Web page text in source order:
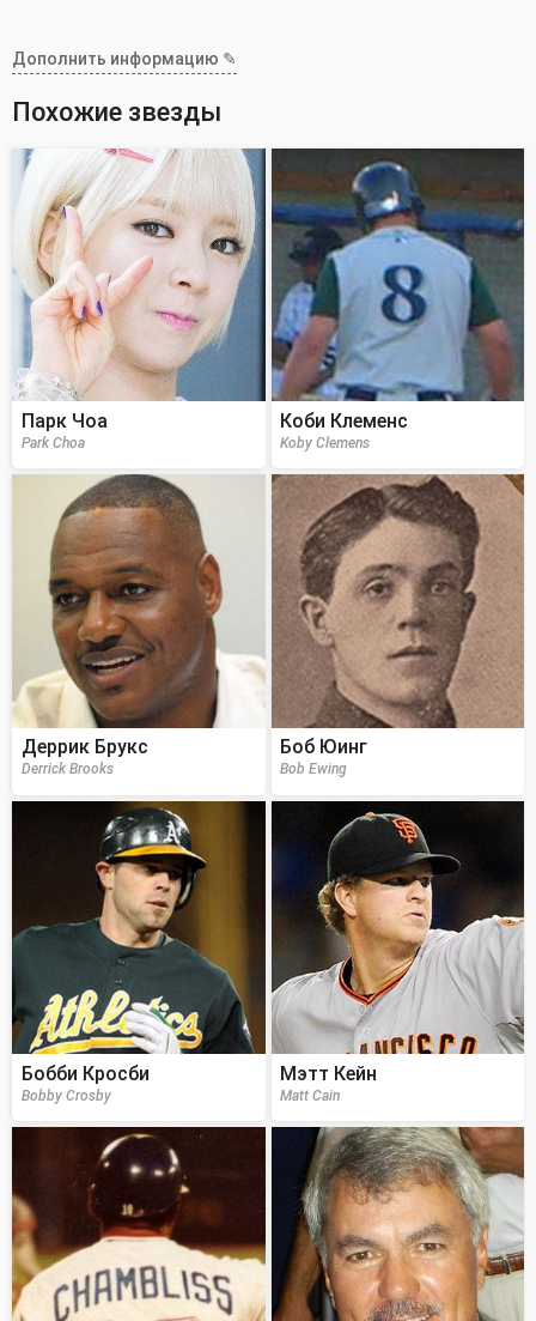
Дополнить информацию ✎
Похожие звезды
Парк Чоа
Park Choa
Коби Клеменс
Koby Clemens
Деррик Брукс
Derrick Brooks
Боб Юинг
Bob Ewing
Бобби Кросби
Bobby Crosby
Мэтт Кейн
Matt Cain